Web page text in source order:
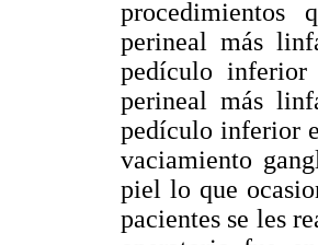
procedimientos
perineal más
pedículo
perineal más
pedículo inferior
vaciamiento
piel lo que
pacientes se les